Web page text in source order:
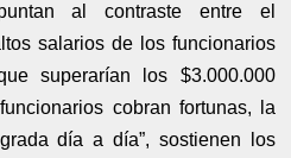
al contraste entre el
salarios de los funcionarios
superarían los $3.000.000
cobran fortunas, la
día a día”, sostienen los